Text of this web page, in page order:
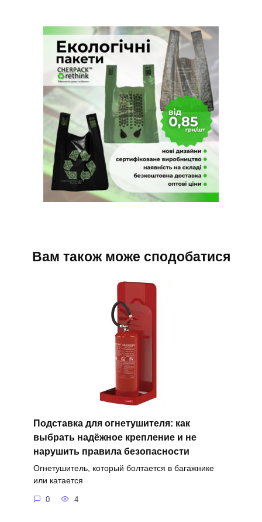
Вам також може сподобатися
Подставка для огнетушителя: как
выбрать надёжное крепление и не
нарушить правила безопасности
Огнетушитель, который болтается в багажнике
или катается
0 4